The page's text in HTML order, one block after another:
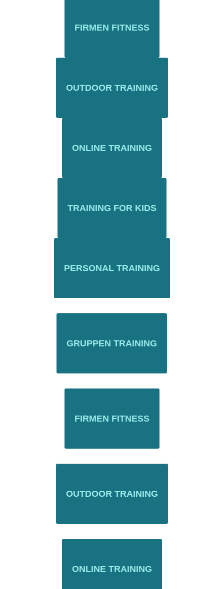
FIRMEN FITNESS
OUTDOOR TRAINING
ONLINE TRAINING
TRAINING FOR KIDS
PERSONAL TRAINING
GRUPPEN TRAINING
FIRMEN FITNESS
OUTDOOR TRAINING
ONLINE TRAINING